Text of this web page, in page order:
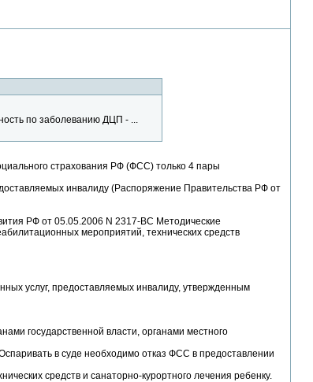
по заболеванию ДЦП - ...
страхования РФ (ФСС) только 4 пары
инвалиду (Распоряжение Правительства РФ от
РФ от 05.05.2006 N 2317-ВС Методические
мероприятий, технических средств
услуг, предоставляемых инвалиду, утвержденным
государственной власти, органами местного
в суде необходимо отказ ФСС в предоставлении
средств и санаторно-курортного лечения ребенку.